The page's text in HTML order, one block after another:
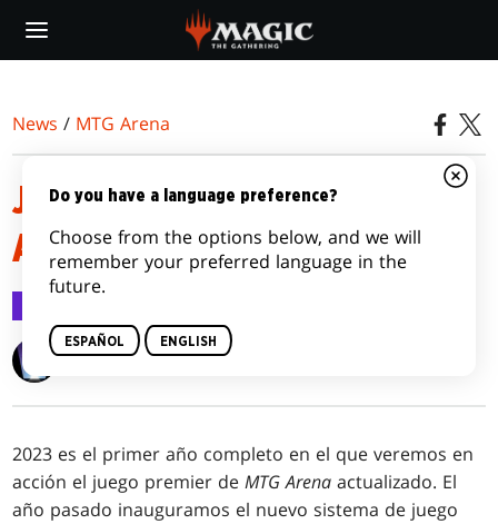
main
News / MTG Arena
JUEGO PREMIER DE MTG
ARENA EN 2023
Wizards of the Coast
2023 es el primer año completo en el que veremos en
acción el juego premier deMTG Arena actualizado. El
año pasado inauguramos el nuevo sistema de juego
Do you have a language preference?
Choose from the options below, and we will
remember your preferred language in the
future.
ESPAÑOL ENGLISH